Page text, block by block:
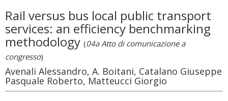
Rail versus bus local public transport
services: an efficiency benchmarking
methodology (04a Atto di comunicazione a
congresso)
Avenali Alessandro, A. Boitani, Catalano Giuseppe
Pasquale Roberto, Matteucci Giorgio